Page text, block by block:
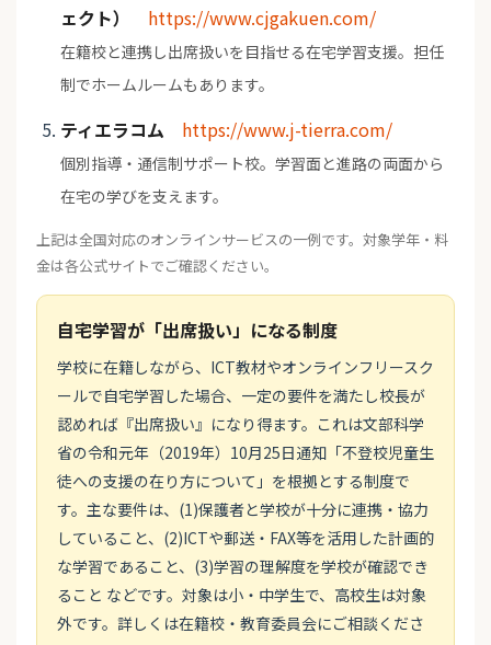
ェクト）
https://www.cjgakuen.com/
在籍校と連携し出席扱いを目指せる在宅学習支援。担任
制でホームルームもあります。
ティエラコム https://www.j-tierra.com/
個別指導・通信制サポート校。学習面と進路の両面から
在宅の学びを支えます。
上記は全国対応のオンラインサービスの一例です。対象学年・料
金は各公式サイトでご確認ください。
自宅学習が「出席扱い」になる制度
学校に在籍しながら、ICT教材やオンラインフリースク
ールで自宅学習した場合、一定の要件を満たし校長が
認めれば『出席扱い』になり得ます。これは文部科学
省の令和元年（2019年）10月25日通知「不登校児童生
徒への支援の在り方について」を根拠とする制度で
す。主な要件は、(1)保護者と学校が十分に連携・協力
していること、(2)ICTや郵送・FAX等を活用した計画的
な学習であること、(3)学習の理解度を学校が確認でき
ること などです。対象は小・中学生で、高校生は対象
外です。詳しくは在籍校・教育委員会にご相談くださ